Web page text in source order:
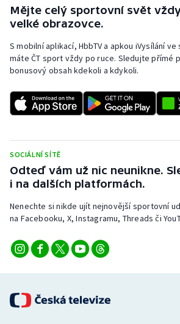
Olympijské hry
Parasport
Plavání
Plážový volejbal
Rychlobruslení
Rychlostní kanoistika
Short track
Sportovní střelba
Triatlon
Mějte celý sportovní svět
velké obrazovce.
S mobilní aplikací, HbbTV a apkou iVysílání
máte ČT sport vždy po ruce. Sledujte přímé
bonusový obsah kdekoli a kdykoli.
SOCIÁLNÍ SÍTĚ
Odteď vám už nic neunikne.
i na dalších platformách.
Nenechte si nikde ujít nejnovější sportovní
na Facebooku, X, Instagramu, Threads či